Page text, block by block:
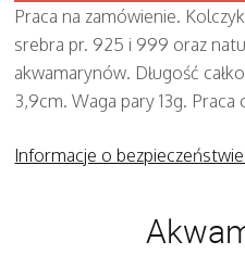
Praca na zamówienie.
srebra pr. 925 i 999 oraz
akwamarynów. Długość
3,9cm. Waga pary 13g. Praca
Informacje o